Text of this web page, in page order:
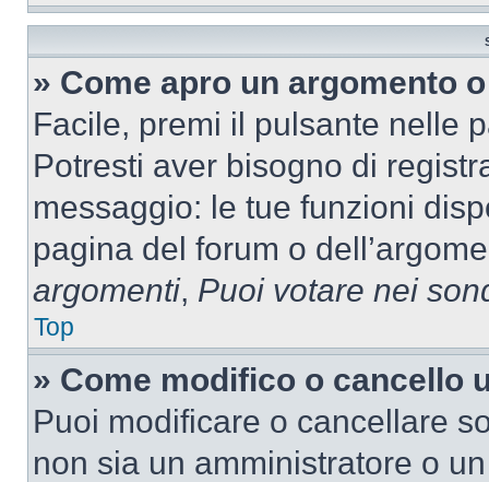
» Come apro un argomento
Facile, premi il pulsante nelle
Potresti aver bisogno di
messaggio: le tue funzioni
pagina del forum o
argomenti, Puoi votare nei
Top
» Come modifico o cancello
Puoi modificare o cancellare
non sia un amministratore o